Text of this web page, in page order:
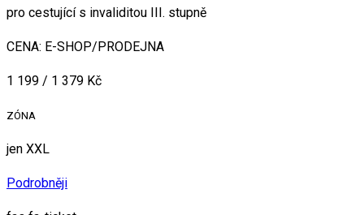
pro cestující s invaliditou III. stupně
CENA: E-SHOP/PRODEJNA
1 199 / 1 379 Kč
ZÓNA
jen XXL
Podrobněji